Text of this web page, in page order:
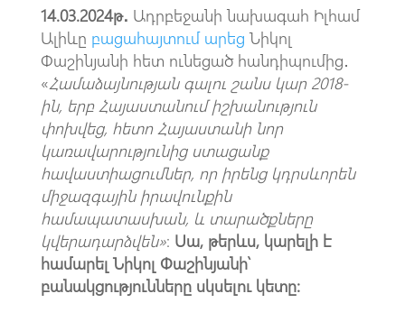
14.03.2024թ․ Ադրբեջանի նախագահ Իլհամ
Ալիևը բացահայտում արեց Նիկոլ
Փաշինյանի հետ ունեցած հանդիպումից․
«Համաձայնության գալու շանս կար 2018-
ին, երբ Հայաստանում իշխանություն
փոխվեց, հետո Հայաստանի նոր
կառավարությունից ստացանք
հավաստիացումներ, որ իրենց կդրսևորեն
միջազգային իրավունքին
համապատասխան, և տարածքները
կվերադարձվեն»։ Սա, թերևս, կարելի է
համարել Նիկոլ Փաշինյանի՝
բանակցությունները սկսելու կետը։